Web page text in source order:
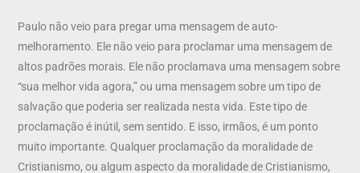
Paulo não veio para pregar uma mensagem de auto-
melhoramento. Ele não veio para proclamar uma mensagem de
altos padrões morais. Ele não proclamava uma mensagem sobre
“sua melhor vida agora,” ou uma mensagem sobre um tipo de
salvação que poderia ser realizada nesta vida. Este tipo de
proclamação é inútil, sem sentido. E isso, irmãos, é um ponto
muito importante. Qualquer proclamação da moralidade de
Cristianismo, ou algum aspecto da moralidade de Cristianismo,